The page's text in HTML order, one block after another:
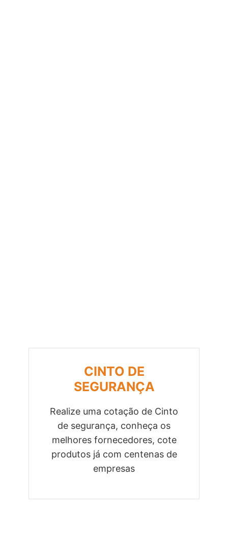
CINTO DE
SEGURANÇA
Realize uma cotação de Cinto
de segurança, conheça os
melhores fornecedores, cote
produtos já com centenas de
empresas